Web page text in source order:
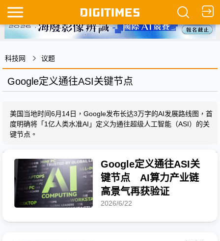
科技网 议题
Google定义通往ASI关键节点
美国当地时间6月14日，Google发布长达3万字的AI发展路线图，首
度明确将「1亿人类水准AI」定义为通往超级人工智能（ASI）的关
键节点。
Google定义通往ASI关
键节点 AI算力产业链
高景气再获验证
2026/6/22